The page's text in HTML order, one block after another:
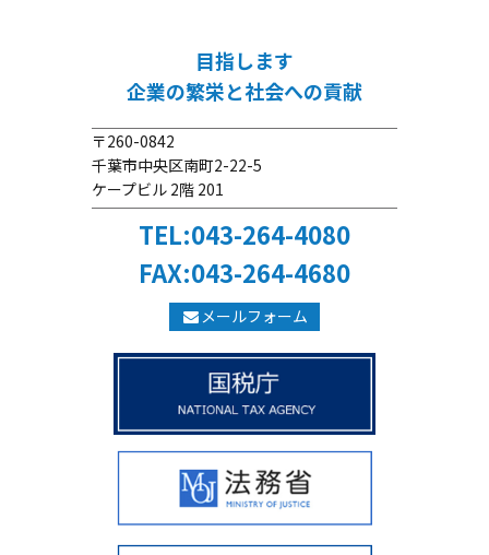
目指します
企業の繁栄と社会への貢献
〒260-0842
千葉市中央区南町2-22-5
ケープビル 2階 201
TEL:043-264-4080
FAX:043-264-4680
メールフォーム